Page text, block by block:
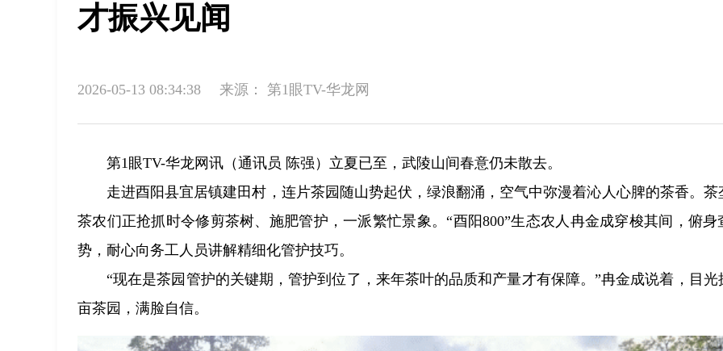
才振兴见闻
2026-05-13 08:34:38 来源： 第1眼TV-华龙网
第1眼TV-华龙网讯（通讯员 陈强）立夏已至，武陵山间春意仍未散去。
走进酉阳县宜居镇建田村，连片茶园随山势起伏，绿浪翻涌，空气中弥漫着沁人心脾的茶香。茶
茶农们正抢抓时令修剪茶树、施肥管护，一派繁忙景象。“酉阳800”生态农人冉金成穿梭其间，俯身
势，耐心向务工人员讲解精细化管护技巧。
“现在是茶园管护的关键期，管护到位了，来年茶叶的品质和产量才有保障。”冉金成说着，目光
亩茶园，满脸自信。